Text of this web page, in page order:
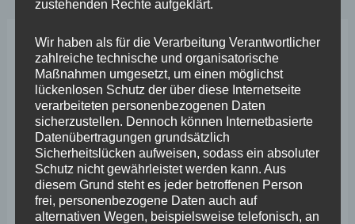
Gast
bei
Stephan
Wefelscheid
Neueste Beiträge
Wefelscheid lehnt Verfassungsänderung ab
VfL Kesselheim e.V. bittet Stadt um Unterstützung bei
Sanierung des Sportplatzes
Engstelle in Aachener Straße – Wefelscheid: „Rübenach
erstickt im Verkehr“
zustehenden Rechte aufgeklärt.
Wir haben als für die Verarbeitung Verantwortlicher
zahlreiche technische und organisatorische
Maßnahmen umgesetzt, um einen möglichst
lückenlosen Schutz der über diese Internetseite
verarbeiteten personenbezogenen Daten
sicherzustellen. Dennoch können Internetbasierte
Datenübertragungen grundsätzlich
Sicherheitslücken aufweisen, sodass ein absoluter
Schutz nicht gewährleistet werden kann. Aus
diesem Grund steht es jeder betroffenen Person
frei, personenbezogene Daten auch auf
alternativen Wegen, beispielsweise telefonisch, an